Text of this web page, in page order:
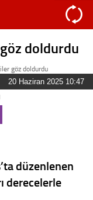
doldurdu
göz doldurdu
20 Haziran 2025 10:47
düzenlenen
derecelerle